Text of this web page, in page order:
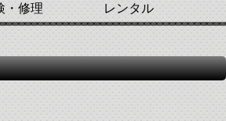
・修理 レンタル